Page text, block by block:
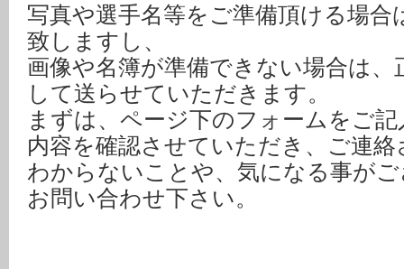
写真や選手名等をご準備頂ける場合
致しますし、
画像や名簿が準備できない場合は
して送らせていただきます。
まずは、ページ下のフォームをご
内容を確認させていただき、ご連
わからないことや、気になる事が
お問い合わせ下さい。